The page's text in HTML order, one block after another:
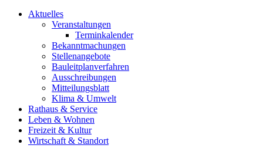
Aktuelles
Veranstaltungen
Terminkalender
Bekanntmachungen
Stellenangebote
Bauleitplanverfahren
Ausschreibungen
Mitteilungsblatt
Klima & Umwelt
Rathaus & Service
Leben & Wohnen
Freizeit & Kultur
Wirtschaft & Standort